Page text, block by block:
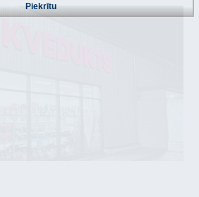
Piekrītu